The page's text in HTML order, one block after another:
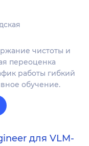
чистоты и
переоценка
работы гибкий
обучение.
для VLM-